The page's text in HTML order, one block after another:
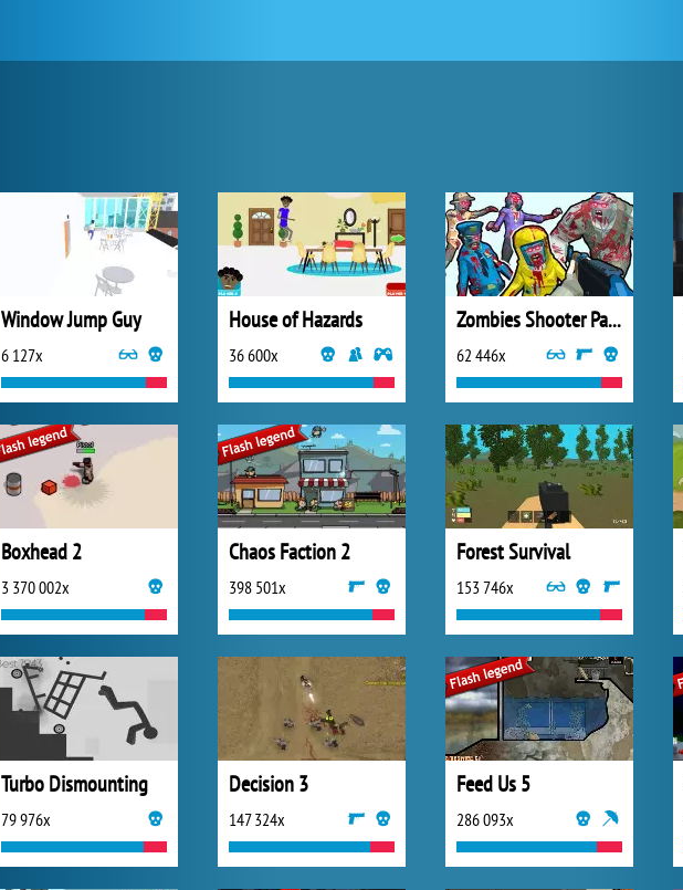
Window Jump Guy
6 127x
House of Hazards
36 600x
Zombies Shooter Part 1
62 446x
Boxhead 2
3 370 002x
Chaos Faction 2
398 501x
Forest Survival
153 746x
Turbo Dismounting
79 976x
Decision 3
147 324x
Feed Us 5
286 093x